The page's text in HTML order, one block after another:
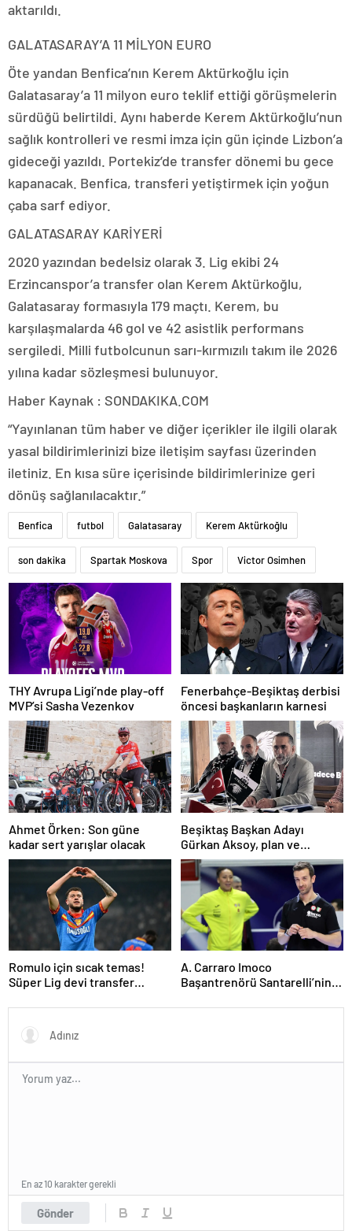
aktarıldı.
GALATASARAY’A 11 MİLYON EURO
Öte yandan Benfica’nın Kerem Aktürkoğlu için
Galatasaray’a 11 milyon euro teklif ettiği görüşmelerin
sürdüğü belirtildi. Aynı haberde Kerem Aktürkoğlu’nun
sağlık kontrolleri ve resmi imza için gün içinde Lizbon’a
gideceği yazıldı. Portekiz’de transfer dönemi bu gece
kapanacak. Benfica, transferi yetiştirmek için yoğun
çaba sarf ediyor.
GALATASARAY KARİYERİ
2020 yazından bedelsiz olarak 3. Lig ekibi 24
Erzincanspor’a transfer olan Kerem Aktürkoğlu,
Galatasaray formasıyla 179 maçtı. Kerem, bu
karşılaşmalarda 46 gol ve 42 asistlik performans
sergiledi. Milli futbolcunun sarı-kırmızılı takım ile 2026
yılına kadar sözleşmesi bulunuyor.
Haber Kaynak : SONDAKIKA.COM
“Yayınlanan tüm haber ve diğer içerikler ile ilgili olarak
yasal bildirimlerinizi bize iletişim sayfası üzerinden
iletiniz. En kısa süre içerisinde bildirimlerinize geri
dönüş sağlanılacaktır.”
Benfica futbol Galatasaray Kerem Aktürkoğlu
son dakika Spartak Moskova Spor Victor Osimhen
THY Avrupa Ligi’nde play-off
MVP’si Sasha Vezenkov
Fenerbahçe-Beşiktaş derbisi
öncesi başkanların karnesi
Ahmet Örken: Son güne
kadar sert yarışlar olacak
Beşiktaş Başkan Adayı
Gürkan Aksoy, plan ve
projelerini anlattı
Romulo için sıcak temas!
Süper Lig devi transfer
A. Carraro Imoco
Başantrenörü Santarelli’nin
VakıfBank
Gönder
En az 10 karakter gerekli